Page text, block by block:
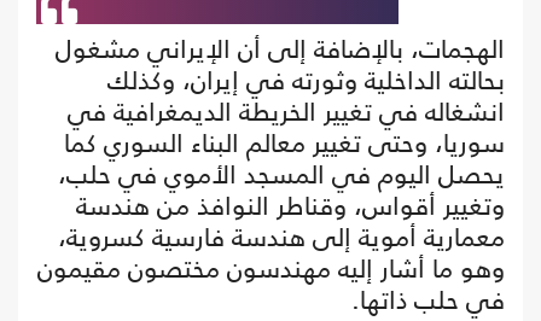
الهجمات، بالإضافة إلى أن الإيراني مشغول
بحالته الداخلية وثورته في إيران، وكذلك
انشغاله في تغيير الخريطة الديمغرافية في
سوريا، وحتى تغيير معالم البناء السوري كما
يحصل اليوم في المسجد الأموي في حلب،
وتغيير أقواس، وقناطر النوافذ من هندسة
معمارية أموية إلى هندسة فارسية كسروية،
وهو ما أشار إليه مهندسون مختصون مقيمون
في حلب ذاتها.